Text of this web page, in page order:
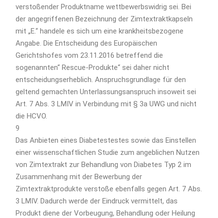
verstoßender Produktname wettbewerbswidrig sei. Bei
der angegriffenen Bezeichnung der Zimtextraktkapseln
mit „E.“ handele es sich um eine krankheitsbezogene
Angabe. Die Entscheidung des Europäischen
Gerichtshofes vom 23.11.2016 betreffend die
sogenannten“ Rescue-Produkte“ sei daher nicht
entscheidungserheblich. Anspruchsgrundlage für den
geltend gemachten Unterlassungsanspruch insoweit sei
Art. 7 Abs. 3 LMIV in Verbindung mit § 3a UWG und nicht
die HCVO.
9
Das Anbieten eines Diabetestestes sowie das Einstellen
einer wissenschaftlichen Studie zum angeblichen Nutzen
von Zimtextrakt zur Behandlung von Diabetes Typ 2 im
Zusammenhang mit der Bewerbung der
Zimtextraktprodukte verstoße ebenfalls gegen Art. 7 Abs.
3 LMIV. Dadurch werde der Eindruck vermittelt, das
Produkt diene der Vorbeugung, Behandlung oder Heilung